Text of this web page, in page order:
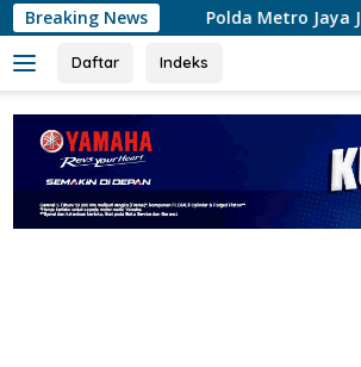
Breaking News
Metro Jaya Jelaskan Temuan 996
Daftar Indeks